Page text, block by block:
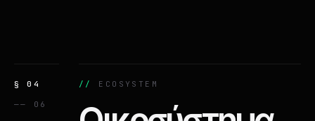
§ 04
—— 06
ECOSYSTEM